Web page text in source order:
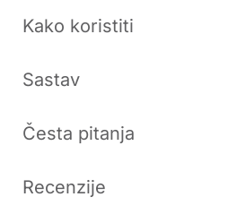
Kako koristiti
Sastav
Česta pitanja
Recenzije